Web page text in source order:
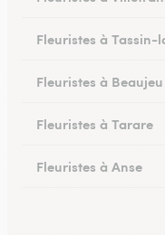
Fleuristes à
Fleuristes à Beaujeu
Fleuristes à Tarare
Fleuristes à Anse